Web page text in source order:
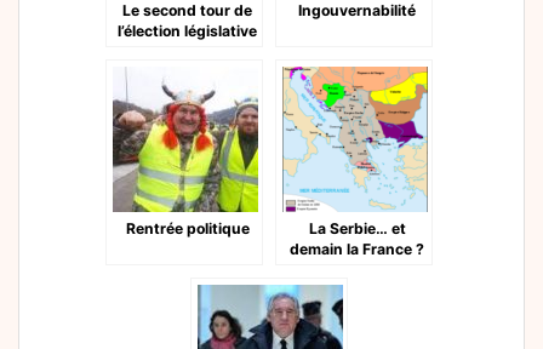
Le second tour de
l’élection législative
Ingouvernabilité
Rentrée politique
La Serbie… et
demain la France ?